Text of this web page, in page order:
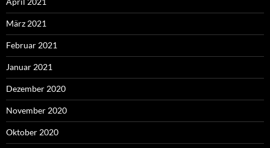
März 2021
Februar 2021
Januar 2021
Dezember 2020
November 2020
Oktober 2020